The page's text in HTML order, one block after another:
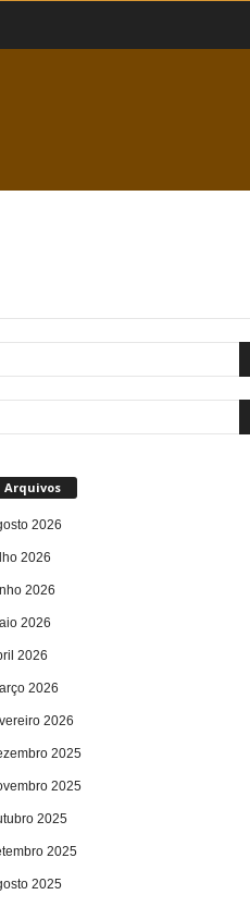
Arquivos
2026
2026
2026
2026
2026
2026
2026
2025
2025
2025
2025
2025